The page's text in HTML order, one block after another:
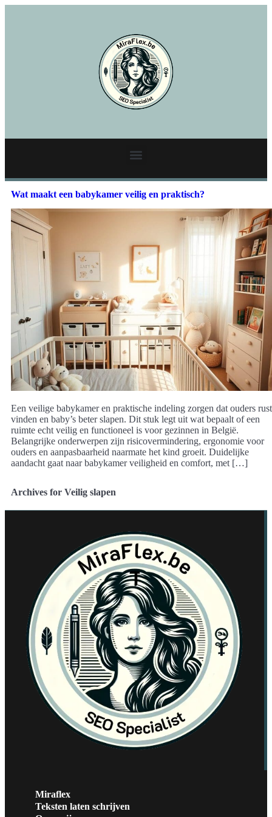
Wat maakt een babykamer veilig en praktisch?
Een veilige babykamer en praktische indeling zorgen dat ouders rust
vinden en baby’s beter slapen. Dit stuk legt uit wat bepaalt of een
ruimte echt veilig en functioneel is voor gezinnen in België.
Belangrijke onderwerpen zijn risicovermindering, ergonomie voor
ouders en aanpasbaarheid naarmate het kind groeit. Duidelijke
aandacht gaat naar babykamer veiligheid en comfort, met […]
Archives for Veilig slapen
Miraflex
Teksten laten schrijven